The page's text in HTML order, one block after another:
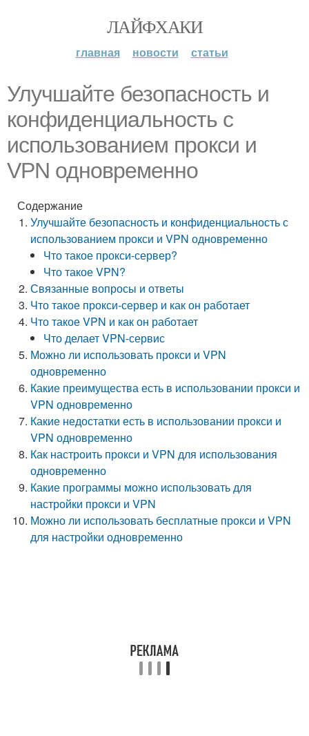
ЛАЙФХАКИ
главная новости статьи
Улучшайте безопасность и
конфиденциальность с
использованием прокси и
VPN одновременно
Содержание
Улучшайте безопасность и конфиденциальность с
использованием прокси и VPN одновременно
Что такое прокси-сервер?
Что такое VPN?
Связанные вопросы и ответы
Что такое прокси-сервер и как он работает
Что такое VPN и как он работает
Что делает VPN-сервис
Можно ли использовать прокси и VPN
одновременно
Какие преимущества есть в использовании прокси и
VPN одновременно
Какие недостатки есть в использовании прокси и
VPN одновременно
Как настроить прокси и VPN для использования
одновременно
Какие программы можно использовать для
настройки прокси и VPN
Можно ли использовать бесплатные прокси и VPN
для настройки одновременно